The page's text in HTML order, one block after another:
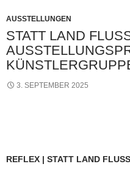
AUSSTELLUNGEN
STATT LAND
3. SEPTEMBER 2025
REFLEX | STATT LAND FLUSS